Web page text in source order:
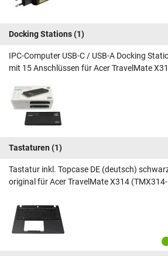
Docking Stations(1)
IPC-Computer USB-C / USB-A Docking
mit 15 Anschlüssen für Acer TravelMate
Tastaturen (1)
Tastatur inkl. Topcase DE (deutsch)
original für Acer TravelMate X314